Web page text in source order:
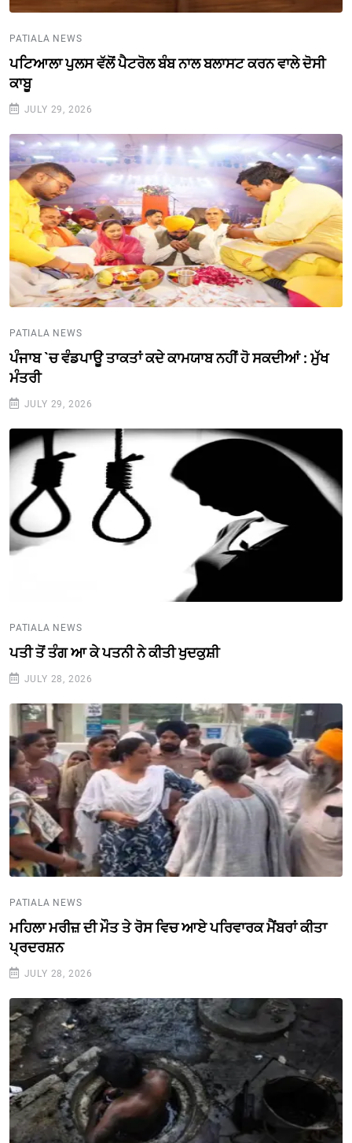
PATIALA NEWS
ਪਟਿਆਲਾ ਪੁਲਸ ਵੱਲੋਂ ਪੈਟਰੋਲ ਬੰਬ ਨਾਲ ਬਲਾਸਟ ਕਰਨ ਵਾਲੇ ਦੋਸੀ
ਕਾਬੂ
JULY 29, 2026
PATIALA NEWS
ਪੰਜਾਬ `ਚ ਵੰਡਪਾਊ ਤਾਕਤਾਂ ਕਦੇ ਕਾਮਯਾਬ ਨਹੀਂ ਹੋ ਸਕਦੀਆਂ : ਮੁੱਖ
ਮੰਤਰੀ
JULY 29, 2026
PATIALA NEWS
ਪਤੀ ਤੋਂ ਤੰਗ ਆ ਕੇ ਪਤਨੀ ਨੇ ਕੀਤੀ ਖੁਦਕੁਸ਼ੀ
JULY 28, 2026
PATIALA NEWS
ਮਹਿਲਾ ਮਰੀਜ਼ ਦੀ ਮੌਤ ਤੇ ਰੋਸ ਵਿਚ ਆਏ ਪਰਿਵਾਰਕ ਮੈਂਬਰਾਂ ਕੀਤਾ
ਪ੍ਰਦਰਸ਼ਨ
JULY 28, 2026